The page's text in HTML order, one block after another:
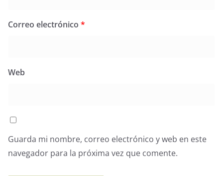
Correo electrónico *
Web
Guarda mi nombre, correo electrónico y web en este
navegador para la próxima vez que comente.